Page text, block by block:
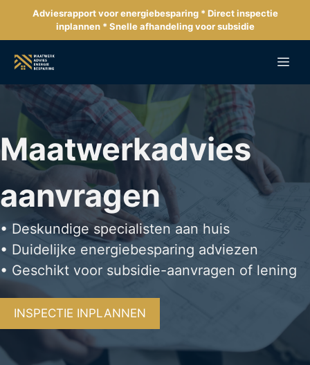
de
inhoud
Adviesrapport voor energiebesparing * Direct inspectie
inplannen * Snelle afhandeling voor subsidie
Maatwerkadvies
aanvragen
• Deskundige specialisten aan huis
• Duidelijke energiebesparing adviezen
• Geschikt voor subsidie-aanvragen of lening
INSPECTIE INPLANNEN